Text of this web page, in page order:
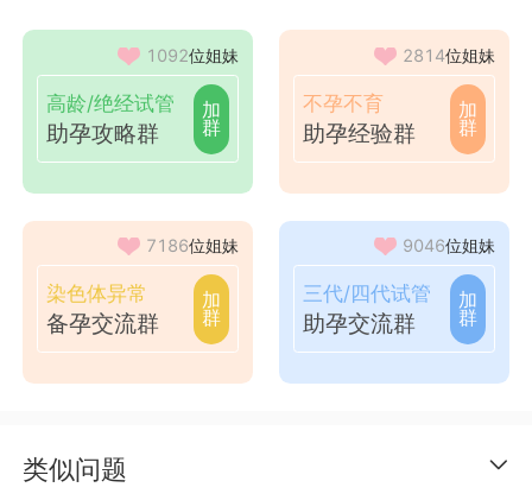
1092位姐妹
高龄/绝经试管
助孕攻略群
加
群
2814位姐妹
不孕不育
助孕经验群
加
群
7186位姐妹
染色体异常
备孕交流群
加
群
9046位姐妹
三代/四代试管
助孕交流群
加
群
类似问题